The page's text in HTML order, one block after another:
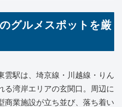
グルメスポットを厳
雲駅は、埼京線・川越線・りん
る湾岸エリアの玄関口。周辺に
商業施設が立ち並び、落ち着い